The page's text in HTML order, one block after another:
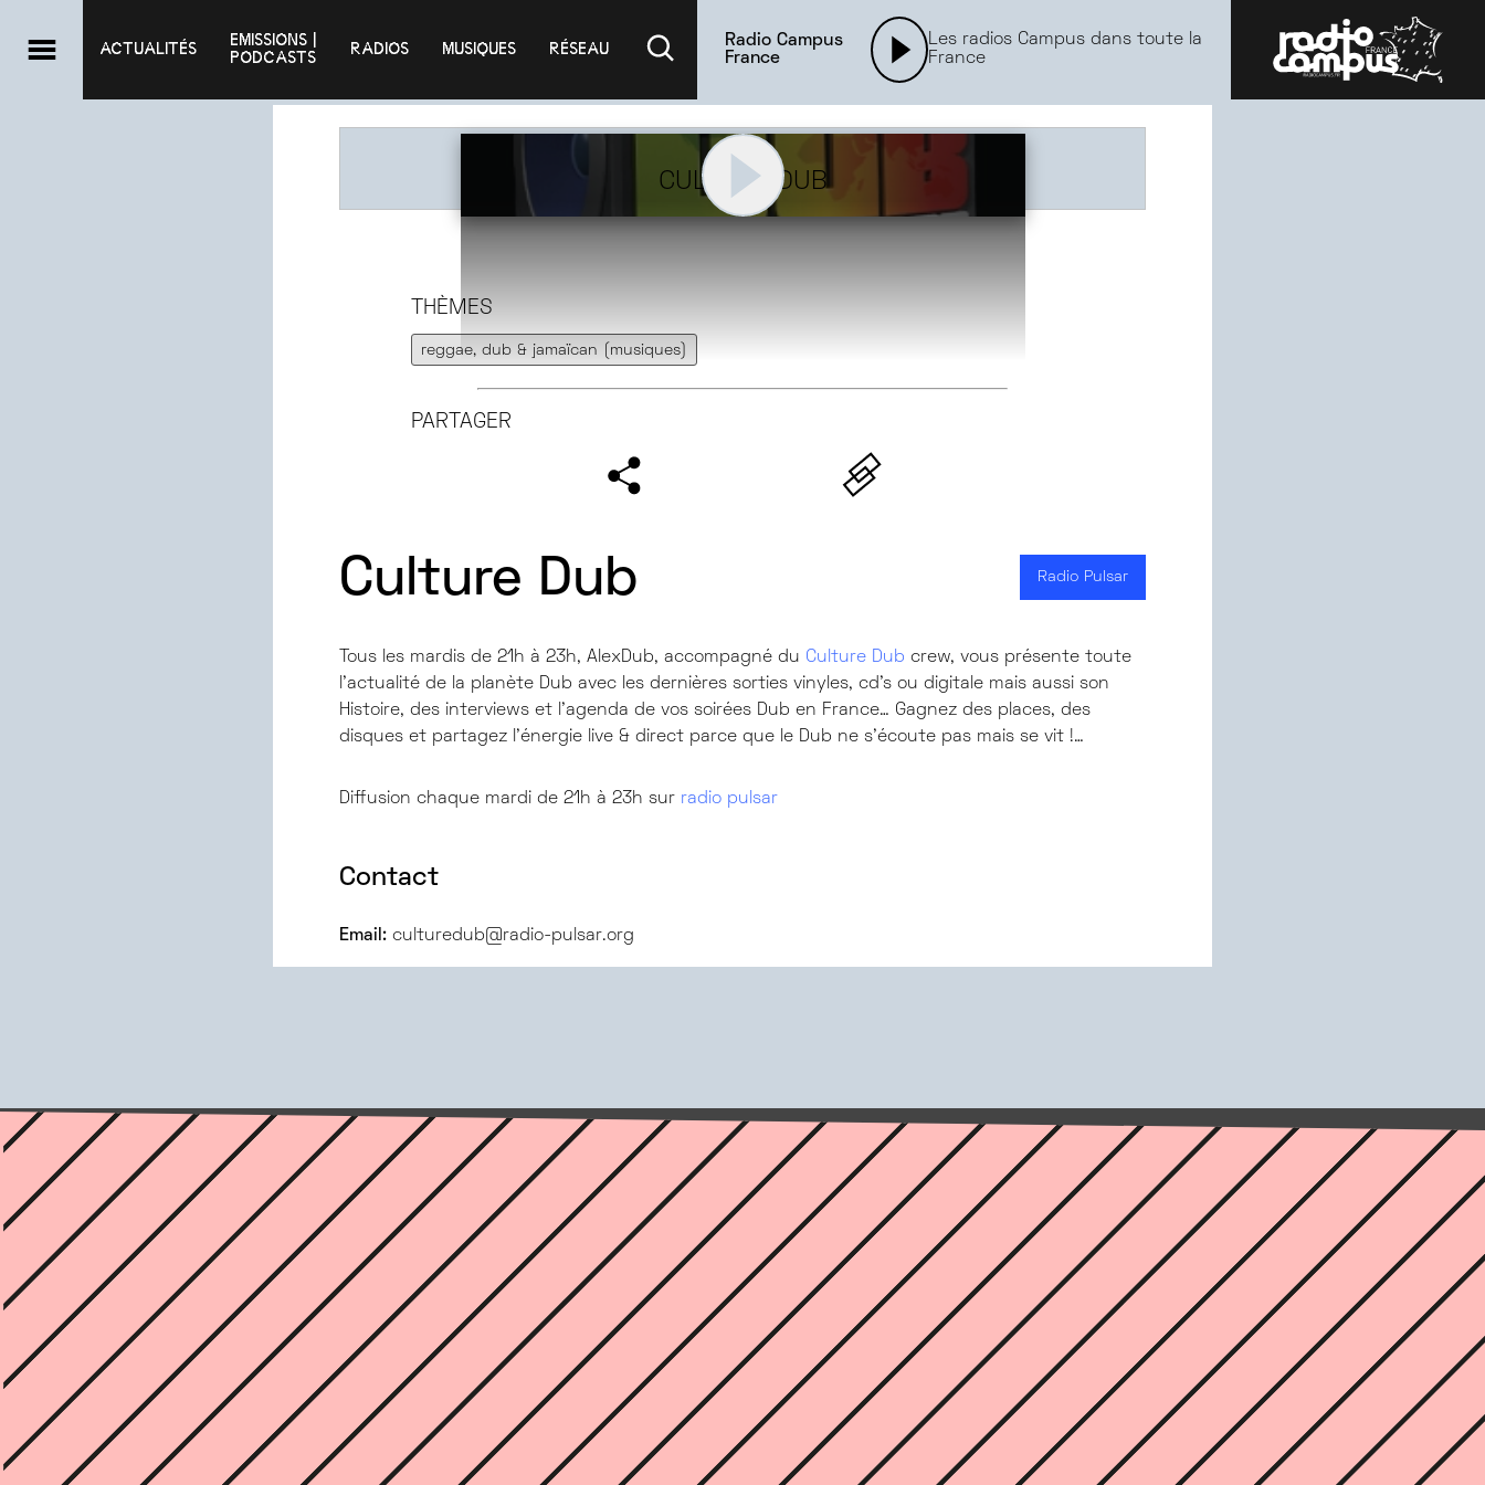
ACTUALITÉS
EMISSIONS |
PODCASTS
RADIOS MUSIQUES RÉSEAU
Radio Campus
France
Les radios Campus dans toute la
France
CULTURE DUB
THÈMES
reggae, dub & jamaïcan (musiques)
PARTAGER
Culture Dub Radio Pulsar
Tous les mardis de 21h à 23h, AlexDub, accompagné du Culture Dub crew, vous présente toute
l’actualité de la planète Dub avec les dernières sorties vinyles, cd’s ou digitale mais aussi son
Histoire, des interviews et l’agenda de vos soirées Dub en France… Gagnez des places, des
disques et partagez l’énergie live & direct parce que le Dub ne s’écoute pas mais se vit !…
Diffusion chaque mardi de 21h à 23h sur radio pulsar
Contact
Email: culturedub@radio-pulsar.org